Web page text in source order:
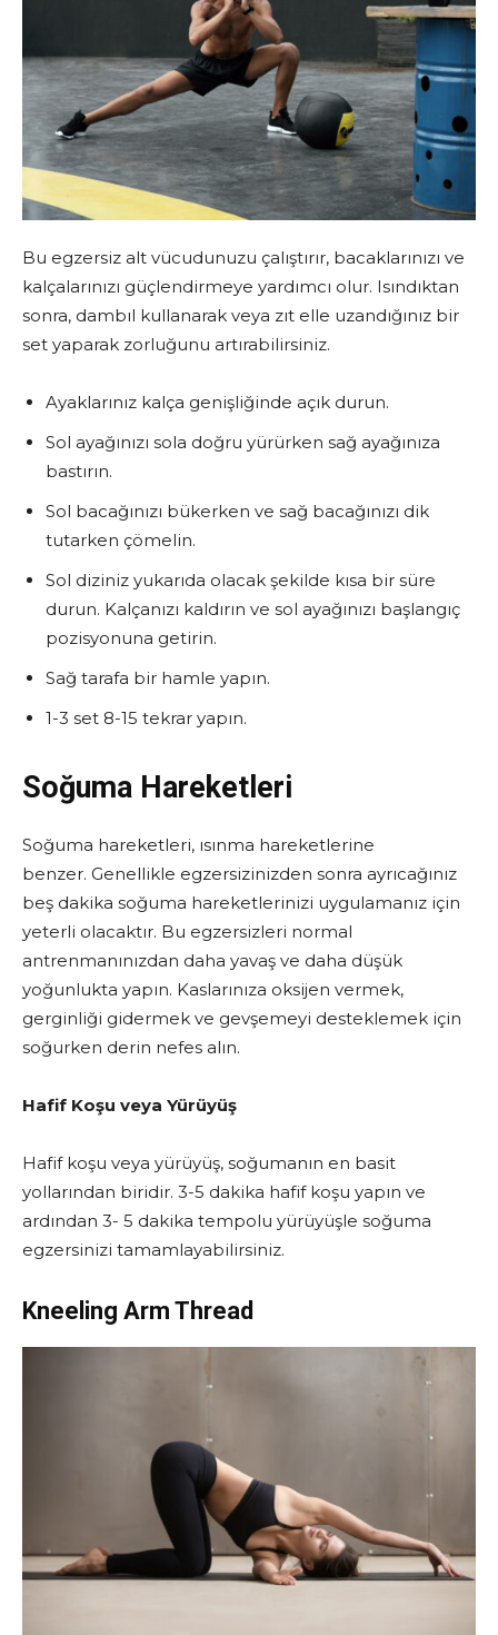
Bu egzersiz alt vücudunuzu çalıştırır, bacaklarınızı ve
kalçalarınızı güçlendirmeye yardımcı olur. Isındıktan
sonra, dambıl kullanarak veya zıt elle uzandığınız bir
set yaparak zorluğunu artırabilirsiniz.
Ayaklarınız kalça genişliğinde açık durun.
Sol ayağınızı sola doğru yürürken sağ ayağınıza
bastırın.
Sol bacağınızı bükerken ve sağ bacağınızı dik
tutarken çömelin.
Sol diziniz yukarıda olacak şekilde kısa bir süre
durun. Kalçanızı kaldırın ve sol ayağınızı başlangıç ​​
pozisyonuna getirin.
Sağ tarafa bir hamle yapın.
1-3 set 8-15 tekrar yapın.
Soğuma Hareketleri
Soğuma hareketleri, ısınma hareketlerine
benzer. Genellikle egzersizinizden sonra ayrıcağınız
beş dakika soğuma hareketlerinizi uygulamanız için
yeterli olacaktır. Bu egzersizleri normal
antrenmanınızdan daha yavaş ve daha düşük
yoğunlukta yapın. Kaslarınıza oksijen vermek,
gerginliği gidermek ve gevşemeyi desteklemek için
soğurken derin nefes alın.
Hafif Koşu veya Yürüyüş
Hafif koşu veya yürüyüş, soğumanın en basit
yollarından biridir. 3-5 dakika hafif koşu yapın ve
ardından 3- 5 dakika tempolu yürüyüşle soğuma
egzersinizi tamamlayabilirsiniz.
Kneeling Arm Thread